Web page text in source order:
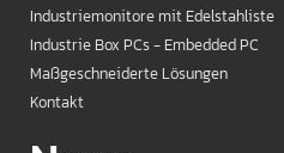
Industriemonitore mit Edelstahliste
Industrie Box PCs - Embedded PC
Maßgeschneiderte Lösungen
Kontakt